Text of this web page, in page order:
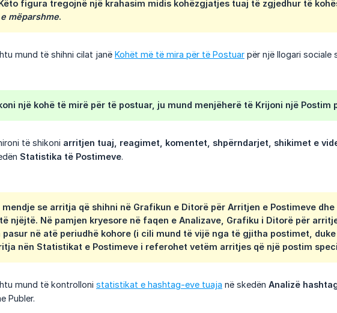
figura tregojnë një krahasim midis kohëzgjatjes tuaj të zgjedhur të
mëparshme.
mund të shihni cilat janë Kohët më të mira për të Postuar për një llogari sociale
një kohë të mirë për të postuar, ju mund menjëherë të Krijoni një Postim
të shikoni arritjen tuaj, reagimet, komentet, shpërndarjet, shikimet e
Statistika të Postimeve.
mendje se arritja që shihni në Grafikun e Ditorë për Arritjen e Postimeve
njëjtë. Në pamjen kryesore në faqen e Analizave, Grafiku i Ditorë për
pasur në atë periudhë kohore (i cili mund të vijë nga të gjitha postimet,
nën Statistikat e Postimeve i referohet vetëm arritjes që një postim
mund të kontrolloni statistikat e hashtag-eve tuaja në skedën Analizë
Publer.